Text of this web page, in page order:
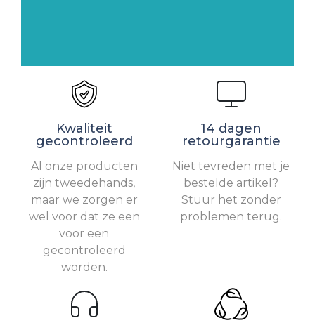
Kwaliteit
gecontroleerd
Al onze producten
zijn tweedehands,
maar we zorgen er
wel voor dat ze een
voor een
gecontroleerd
worden.
14 dagen
retourgarantie
Niet tevreden met je
bestelde artikel?
Stuur het zonder
problemen terug.